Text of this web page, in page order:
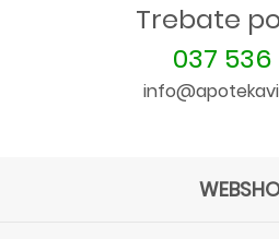
Trebate
037 536